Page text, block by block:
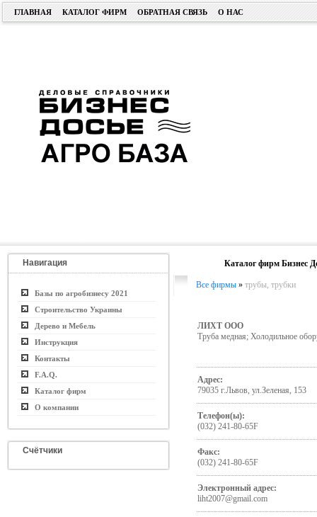
ГЛАВНАЯ КАТАЛОГ ФИРМ ОБРАТНАЯ СВЯЗЬ О НАС
Навигация
Базы по агробизнесу 2021
Строительство Украины
Дерево и Мебель
Инструкция
Контакты
F.A.Q.
Каталог фирм
О компании
Счётчики
Каталог фирм Бизнес
Все фирмы » трубы, трубки
ЛИХТ ООО
Труба медная; Холодильное
Адрес:
79035 г.Львов, ул.Зеленая, 153
Телефон(ы):
(032) 241-80-65F
Факс:
(032) 241-80-65F
Электронный адрес:
liht2007@gmail.com